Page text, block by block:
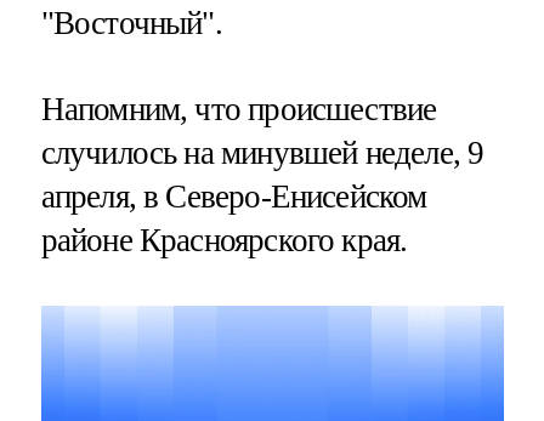
"Восточный".
Напомним, что происшествие
случилось на минувшей неделе, 9
апреля, в Северо-Енисейском
районе Красноярского края.